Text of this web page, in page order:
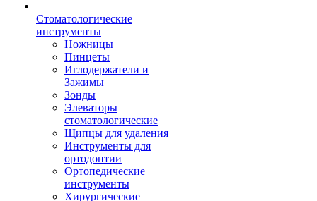
Стоматологические
инструменты
Ножницы
Пинцеты
Иглодержатели и
Зажимы
Зонды
Элеваторы
стоматологические
Щипцы для удаления
Инструменты для
ортодонтии
Ортопедические
инструменты
Хирургические